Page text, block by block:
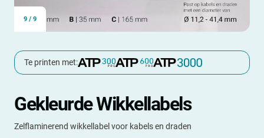
9 / 9
Te printen met:
Gekleurde Wikkellabels
Zelflaminerend wikkellabel voor kabels en draden